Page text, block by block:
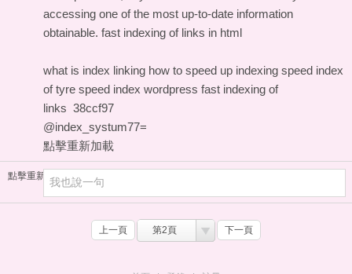
accessing one of the most up-to-date information
obtainable. fast indexing of links in html
what is index linking how to speed up indexing speed index
of tyre speed index wordpress fast indexing of
links 38ccf97
@index_systum77=
點擊重新加載
點擊重新加載
上一頁 第2頁 下一頁